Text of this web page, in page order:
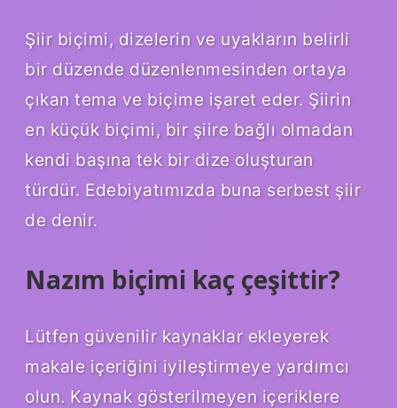
Şiir biçimi, dizelerin ve uyakların belirli
bir düzende düzenlenmesinden ortaya
çıkan tema ve biçime işaret eder. Şiirin
en küçük biçimi, bir şiire bağlı olmadan
kendi başına tek bir dize oluşturan
türdür. Edebiyatımızda buna serbest şiir
de denir.
Nazım biçimi kaç çeşittir?
Lütfen güvenilir kaynaklar ekleyerek
makale içeriğini iyileştirmeye yardımcı
olun. Kaynak gösterilmeyen içeriklere